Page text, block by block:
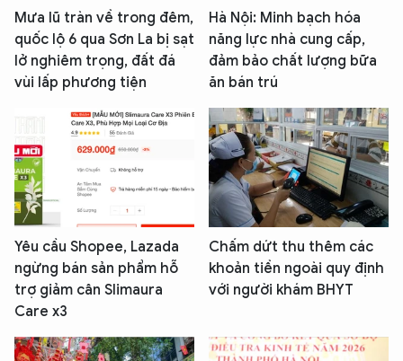
Mưa lũ tràn về trong đêm,
quốc lộ 6 qua Sơn La bị sạt
lở nghiêm trọng, đất đá
vùi lấp phương tiện
Hà Nội: Minh bạch hóa
năng lực nhà cung cấp,
đảm bảo chất lượng bữa
ăn bán trú
Yêu cầu Shopee, Lazada
ngừng bán sản phẩm hỗ
trợ giảm cân Slimaura
Care x3
Chấm dứt thu thêm các
khoản tiền ngoài quy định
với người khám BHYT